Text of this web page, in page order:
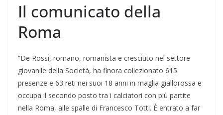
Il comunicato della
Roma
“De Rossi, romano, romanista e cresciuto nel settore
giovanile della Società, ha finora collezionato 615
presenze e 63 reti nei suoi 18 anni in maglia giallorossa e
occupa il secondo posto tra i calciatori con più partite
nella Roma, alle spalle di Francesco Totti. È entrato a far